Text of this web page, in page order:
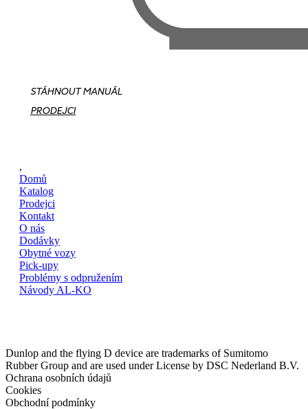
STÁHNOUT MANUÁL
PRODEJCI
,
Domů
Katalog
Prodejci
Kontakt
O nás
Dodávky
Obytné vozy
Pick-upy
Problémy s odpružením
Návody AL-KO
Dunlop and the flying D device are trademarks of Sumitomo
Rubber Group and are used under License by DSC Nederland B.V.
Ochrana osobních údajů
Cookies
Obchodní podmínky